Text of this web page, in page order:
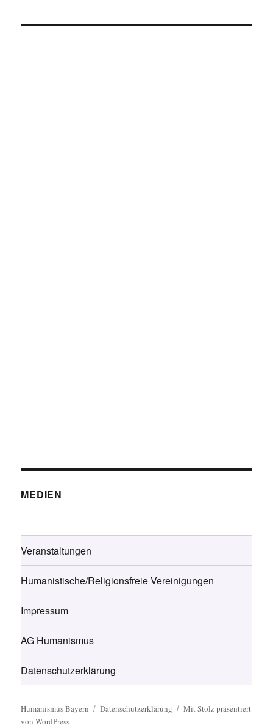
MEDIEN
Veranstaltungen
Humanistische/Religionsfreie Vereinigungen
Impressum
AG Humanismus
Datenschutzerklärung
Humanismus Bayern Datenschutzerklärung
Mit Stolz präsentiert
von WordPress